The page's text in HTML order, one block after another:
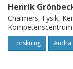
Henrik
Chalmers, Fysik,
Forskning